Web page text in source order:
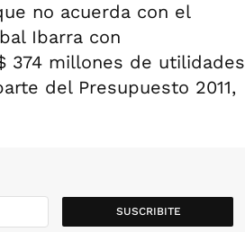
no acuerda con el
Ibarra con
374 millones de utilidades
del Presupuesto 2011,
SUSCRIBITE